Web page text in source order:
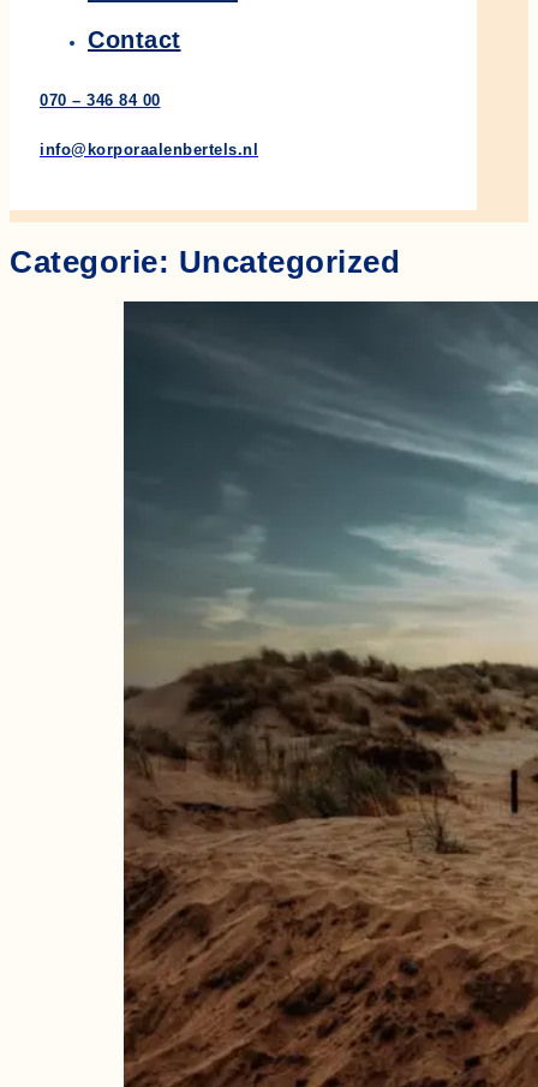
Contact
070 – 346 84 00
info@korporaalenbertels.nl
Categorie: Uncategorized